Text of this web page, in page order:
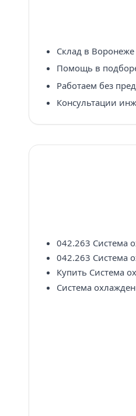
Склад в
Помощь в
Работаем без
Консультации
042.263 Система
042.263 Система
Купить Система
Система